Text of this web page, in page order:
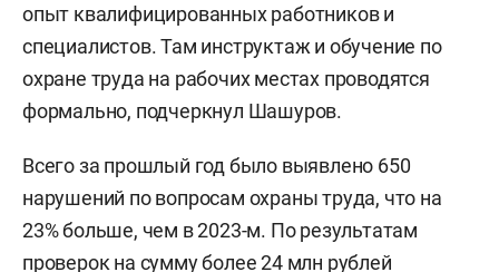
опыт квалифицированных работников и
специалистов. Там инструктаж и обучение по
охране труда на рабочих местах проводятся
формально, подчеркнул Шашуров.
Всего за прошлый год было выявлено 650
нарушений по вопросам охраны труда, что на
23% больше, чем в 2023-м. По результатам
проверок на сумму более 24 млн рублей